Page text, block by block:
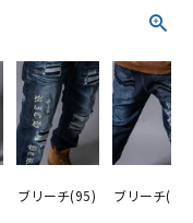
ブリーチ(95) ブリーチ(95)